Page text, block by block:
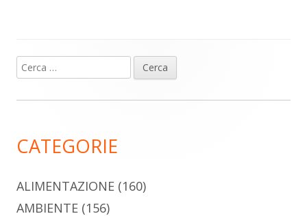
Barra
laterale
Ricerca
per:
CATEGORIE
ALIMENTAZIONE (160)
AMBIENTE (156)